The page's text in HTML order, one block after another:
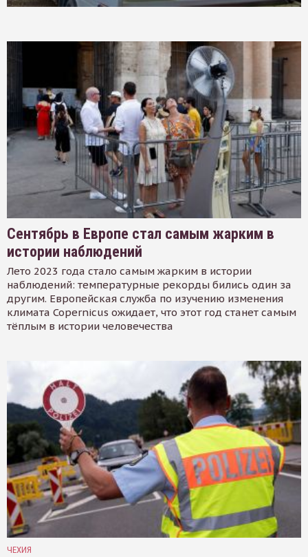
Сентябрь в Европе стал самым жарким в
истории наблюдений
Лето 2023 года стало самым жарким в истории
наблюдений: температурные рекорды бились один за
другим. Европейская служба по изучению изменения
климата Copernicus ожидает, что этот год станет самым
тёплым в истории человечества
ЧЕХИЯ